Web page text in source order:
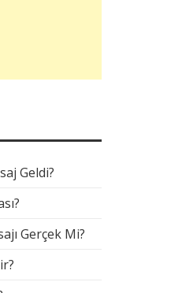
Geldi?
Gerçek Mi?